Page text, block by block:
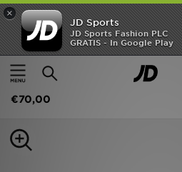
×
JD Sports
JD Sports Fashion PLC
GRATIS - In Google Play
Thuis
Kids Kinderschoenen
Nike Dunk Low Kinderen
€70,00
Home
Offers
Dames